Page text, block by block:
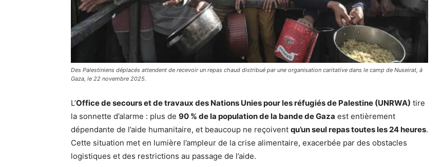
Des Palestiniens déplacés attendent de recevoir un repas chaud distribué par une organisation caritative dans le camp de Nuseirat, à
Gaza, le 22 novembre 2025.
L’Office de secours et de travaux des Nations Unies pour les réfugiés de Palestine (UNRWA) tire
la sonnette d’alarme : plus de 90 % de la population de la bande de Gaza est entièrement
dépendante de l’aide humanitaire, et beaucoup ne reçoivent qu’un seul repas toutes les 24 heures.
Cette situation met en lumière l’ampleur de la crise alimentaire, exacerbée par des obstacles
logistiques et des restrictions au passage de l’aide.